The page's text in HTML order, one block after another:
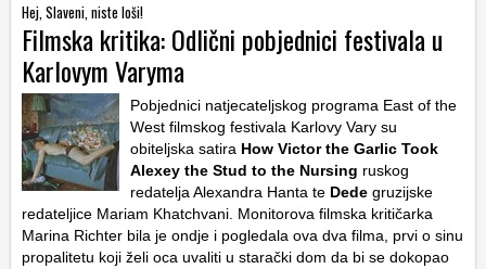
Hej, Slaveni, niste loši!
Filmska kritika: Odlični pobjednici festivala u
Karlovym Varyma
Pobjednici natjecateljskog programa East of the
West filmskog festivala Karlovy Vary su
obiteljska satira How Victor the Garlic Took
Alexey the Stud to the Nursing ruskog
redatelja Alexandra Hanta te Dede gruzijske
redateljice Mariam Khatchvani. Monitorova filmska kritičarka
Marina Richter bila je ondje i pogledala ova dva filma, prvi o sinu
propalitetu koji želi oca uvaliti u starački dom da bi se dokopao